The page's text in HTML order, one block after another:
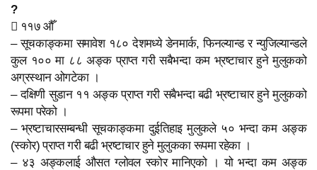
?
 ११७ औँ
– सूचकाङ्कमा समावेश १८० देशमध्ये डेनमार्क, फिनल्यान्ड र न्युजिल्यान्डले
कुल १०० मा ८८ अङ्क प्राप्त गरी सबैभन्दा कम भ्रष्टाचार हुने मुलुकको
अग्रस्थान ओगटेका ।
– दक्षिणी सुडान ११ अङ्क प्राप्त गरी सबैभन्दा बढी भ्रष्टाचार हुने मुलुकको
रूपमा परेको ।
– भ्रष्टाचारसम्बन्धी सूचकाङ्कमा दुईतिहाइ मुलुकले ५० भन्दा कम अङ्क
(स्कोर) प्राप्त गरी बढी भ्रष्टाचार हुने मुलुकका रूपमा रहेका ।
– ४३ अङ्कलाई औसत ग्लोवल स्कोर मानिएको । यो भन्दा कम अङ्क